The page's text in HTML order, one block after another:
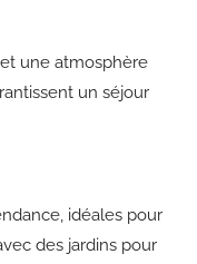
une atmosphère
un séjour
idéales pour
des jardins pour